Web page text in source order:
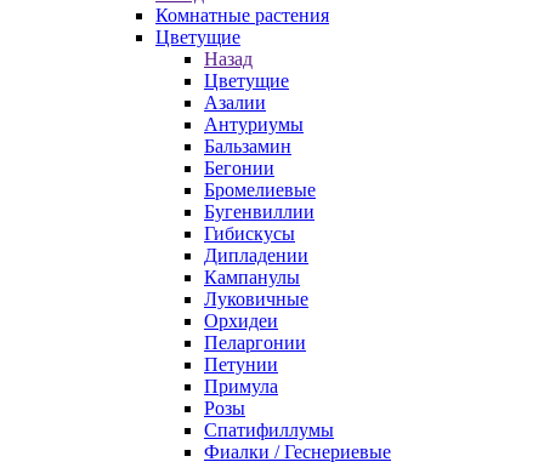
Комнатные растения
Цветущие
Назад
Цветущие
Азалии
Антуриумы
Бальзамин
Бегонии
Бромелиевые
Бугенвиллии
Гибискусы
Дипладении
Кампанулы
Луковичные
Орхидеи
Пеларгонии
Петунии
Примула
Розы
Спатифиллумы
Фиалки / Геснериевые